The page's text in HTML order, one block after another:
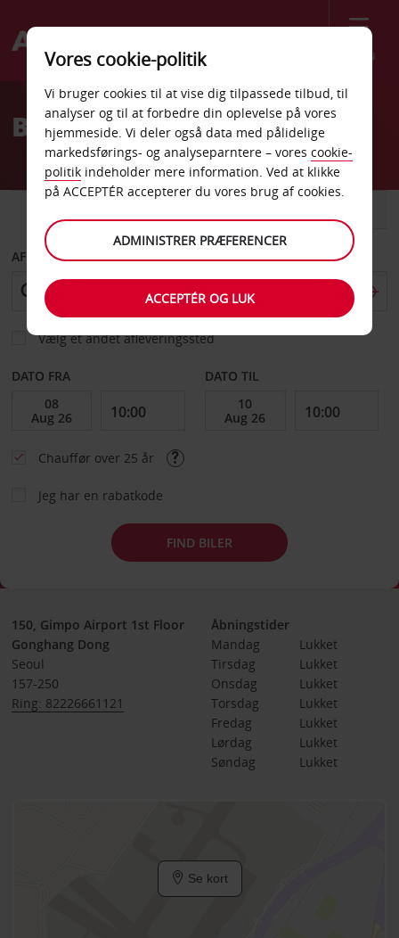
Menu
Welcome
AvisBilleje Gimpo Lufthavn
AFHENT FRA
Vælg et andet afleveringssted
DATO FRA DATO TIL
Chauffør over 25 år
Jeg har en rabatkode
FIND BILER
150, Gimpo Airport 1st Floor
Gonghang Dong
Seoul
157-250
Ring: 82226661121
Åbningstider
Mandag
Lukket
Tirsdag
Lukket
Onsdag
Lukket
Torsdag
Lukket
Fredag
Lukket
Lørdag
Lukket
Søndag
Lukket
Se kort
Vores cookie-politik
Vi bruger cookies til at vise dig tilpassede tilbud, til
analyser og til at forbedre din oplevelse på vores
hjemmeside. Vi deler også data med pålidelige
markedsførings- og analyseparntere – vores cookie-
politik indeholder mere information. Ved at klikke
på ACCEPTÉR accepterer du vores brug af cookies.
ADMINISTRER PRÆFERENCER
ACCEPTÉR OG LUK